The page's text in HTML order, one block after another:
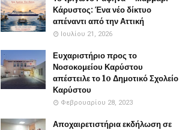
Κάρυστος: Ένα νέο δίκτυο
απέναντι από την Αττική
Ιουλίου 21, 2026
Ευχαριστήριο προς το
Νοσοκομείου Καρύστου
απέστειλε το 1o Δημοτικό Σχολείο
Καρύστου
Φεβρουαρίου 28, 2023
Αποχαιρετιστήρια εκδήλωση σε